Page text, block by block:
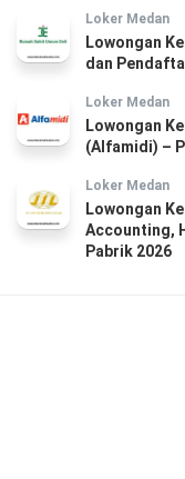
Loker Medan
Lowongan
dan
Loker Medan
Lowongan
(Alfamidi) –
Loker Medan
Lowongan
Accounting,
Pabrik 2026